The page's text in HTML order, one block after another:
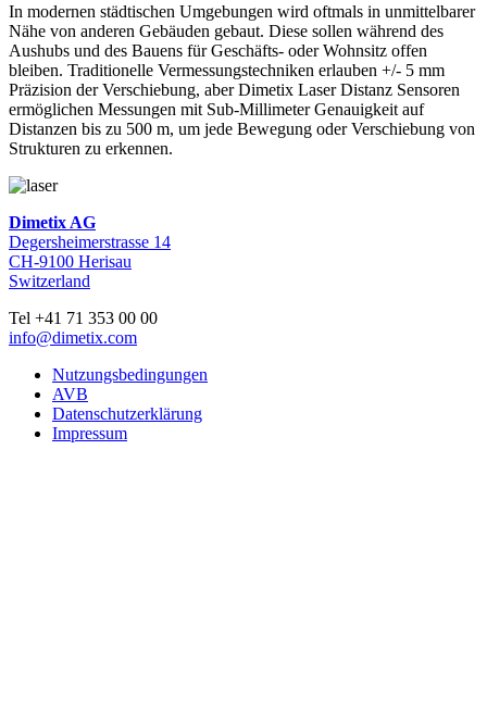
In modernen städtischen Umgebungen wird oftmals in unmittelbarer
Nähe von anderen Gebäuden gebaut. Diese sollen während des
Aushubs und des Bauens für Geschäfts- oder Wohnsitz offen
bleiben. Traditionelle Vermessungstechniken erlauben +/- 5 mm
Präzision der Verschiebung, aber Dimetix Laser Distanz Sensoren
ermöglichen Messungen mit Sub-Millimeter Genauigkeit auf
Distanzen bis zu 500 m, um jede Bewegung oder Verschiebung von
Strukturen zu erkennen.
Dimetix AG
Degersheimerstrasse 14
CH-9100 Herisau
Switzerland
Tel +41 71 353 00 00
info@dimetix.com
Nutzungsbedingungen
AVB
Datenschutzerklärung
Impressum